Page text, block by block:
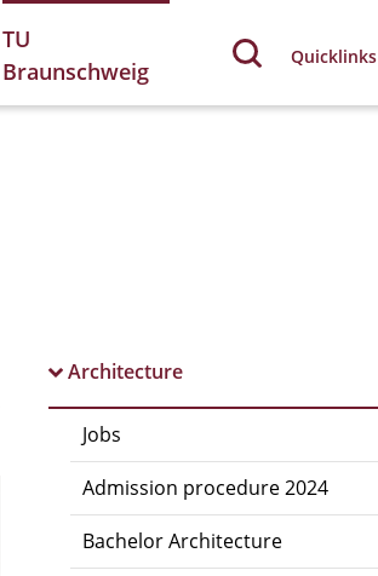
TU
Braunschweig
Quicklinks
Architecture
Jobs
Admission procedure 2024
Bachelor Architecture